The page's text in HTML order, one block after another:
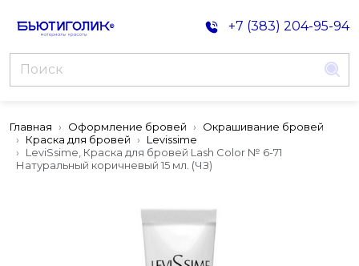
+7 (383) 204-95-94
Главная Оформление бровей
Окрашивание бровей
Краска для бровей
Levissime
LeviSsime, Краска для бровей Lash Color № 6-71
Натуральный коричневый 15 мл. (ЧЗ)